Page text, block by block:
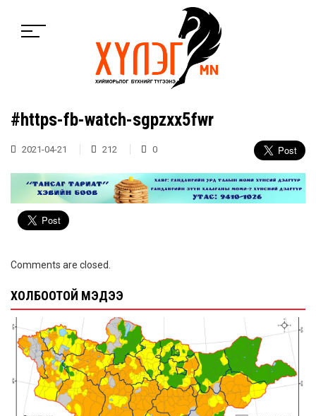
#https-fb-watch-sgpzxx5fwr
2021-04-21 212 0
Comments are closed.
ХОЛБООТОЙ МЭДЭЭ